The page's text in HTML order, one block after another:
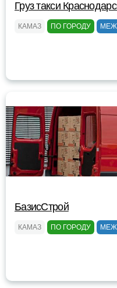
Груз такси
КАМАЗ ПО ГОРОДУ
БазисСтрой
КАМАЗ ПО ГОРОДУ